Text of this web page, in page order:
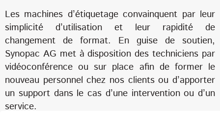
Les machines d’étiquetage convainquent par leur
simplicité d’utilisation et leur rapidité de
changement de format. En guise de soutien,
Synopac AG met à disposition des techniciens par
vidéoconférence ou sur place afin de former le
nouveau personnel chez nos clients ou d’apporter
un support dans le cas d’une intervention ou d’un
service.